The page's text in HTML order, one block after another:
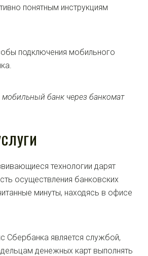
понятным инструкциям
подключения мобильного
технологии дарят
осуществления банковских
минуты, находясь в офисе
Сбербанка является службой,
денежных карт выполнять